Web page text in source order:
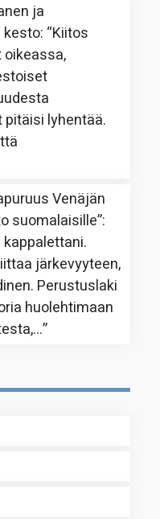
ja
kesto: “Kiitos
lyhentää.
Venäjän
suomalaisille”:
järkevyyteen,
Perustuslaki
huolehtimaan
”